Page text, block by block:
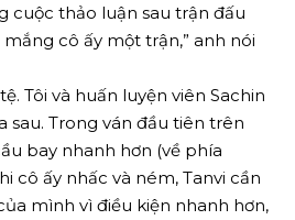
cuộc thảo luận sau trận đấu
mắng cô ấy một trận,” anh nói
Tôi và huấn luyện viên Sachin
sau. Trong ván đầu tiên trên
bay nhanh hơn (về phía
cô ấy nhấc và ném, Tanvi cần
mình vì điều kiện nhanh hơn,